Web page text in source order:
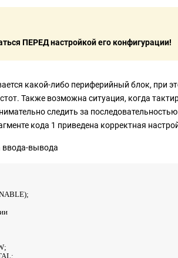
ПЕРЕД настройкой его конфигурации!
какой-либо периферийный блок, при
Также возможна ситуация, когда
следить за
кода 1 приведена корректная
ввода-вывода